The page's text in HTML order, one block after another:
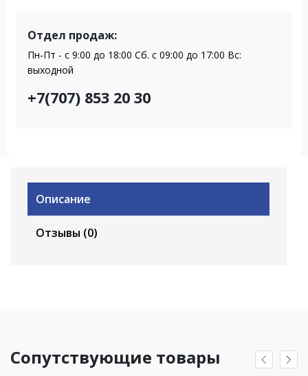
Отдел продаж:
Пн-Пт - с 9:00 до 18:00 Сб. с 09:00 до 17:00 Вс:
выходной
+7(707) 853 20 30
Описание
Отзывы (0)
Сопутствующие товары